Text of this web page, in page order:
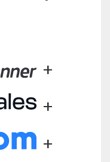
+
+
+